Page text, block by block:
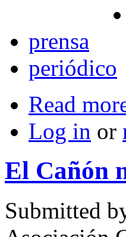
prensa
periódico
Read
Log in or
El Cañón
Submitted